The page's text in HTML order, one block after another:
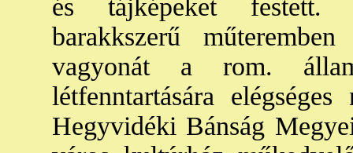
és tájképeket festett.
barakkszerű
vagyonát a rom.
létfenntartására
Hegyvidéki Bánság